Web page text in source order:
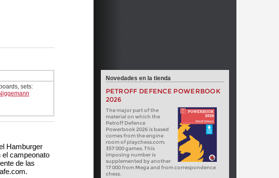
sets:
Hamburger
el campeonato
de las
Novedades en la tienda
PETROFF DEFENCE POWERBOOK
2026
The major part of the
material on which the
Petroff Defence
Powerbook 2026 is based
comes from the engine
room of playchess.com:
357 000 games. This
imposing number is
supplemented by another
17 000 from Mega and from correspondence
chess.